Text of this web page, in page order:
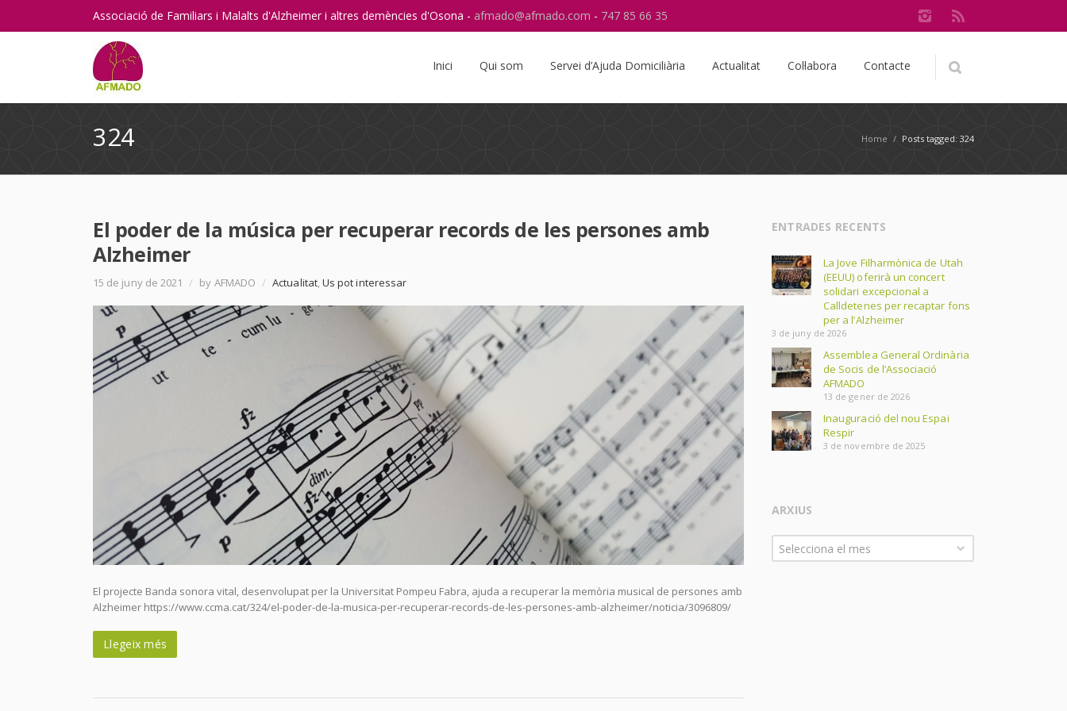
Associació de Familiars i Malalts d'Alzheimer i altres demències d'Osona - afmado@afmado.com - 747 85 66 35
Instagram
RSS
Inici Qui som Servei d’Ajuda Domiciliària Actualitat Col·labora Contacte
Home / Posts tagged: 324
324
El poder de la música per recuperar records de les persones amb
Alzheimer
15 de juny de 2021 / by AFMADO / Actualitat,Us pot interessar
El projecte Banda sonora vital, desenvolupat per la Universitat Pompeu Fabra, ajuda a recuperar la memòria musical de persones amb
Alzheimer https://www.ccma.cat/324/el-poder-de-la-musica-per-recuperar-records-de-les-persones-amb-alzheimer/noticia/3096809/
Llegeix més
ENTRADES RECENTS
La Jove Filharmònica de Utah
(EEUU) oferirà un concert
solidari excepcional a
Calldetenes per recaptar fons
per a l’Alzheimer
3 de juny de 2026
Assemblea General Ordinària
de Socis de l’Associació
AFMADO
13 de gener de 2026
Inauguració del nou Espai
Respir
3 de novembre de 2025
ARXIUS
Arxius
Selecciona el mes